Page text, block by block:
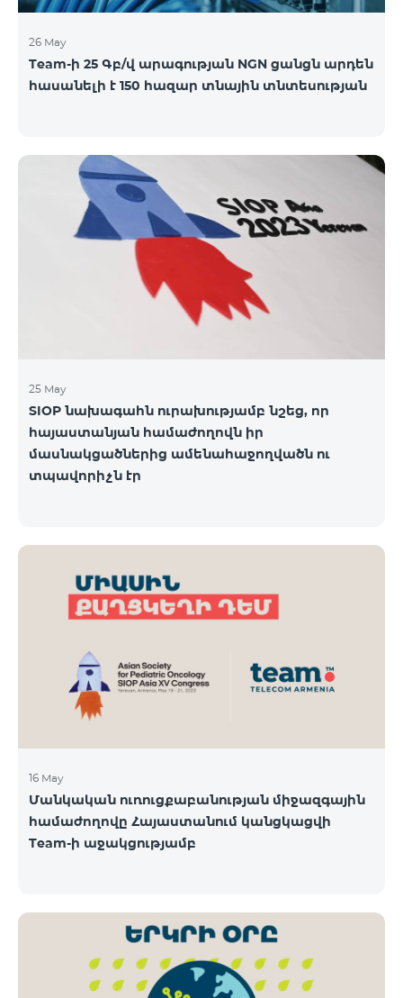
26 May
Team-ի 25 Գբ/վ արագության NGN ցանցն արդեն
հասանելի է 150 հազար տնային տնտեսության
25 May
SIOP նախագահն ուրախությամբ նշեց, որ
հայաստանյան համաժողովն իր
մասնակցածներից ամենահաջողվածն ու
տպավորիչն էր
16 May
Մանկական ուռուցքաբանության միջազգային
համաժողովը Հայաստանում կանցկացվի
Team-ի աջակցությամբ